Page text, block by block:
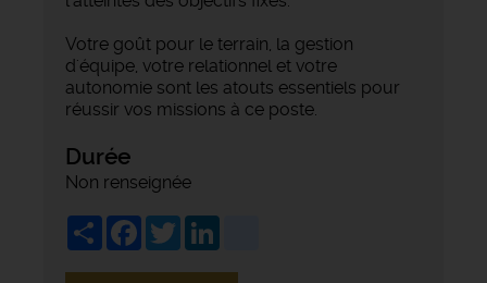
Votre goût pour le terrain, la gestion
d'équipe, votre relationnel et votre
autonomie sont les atouts essentiels pour
réussir vos missions à ce poste.
Durée
Non renseignée
ShareFacebook
Twitter